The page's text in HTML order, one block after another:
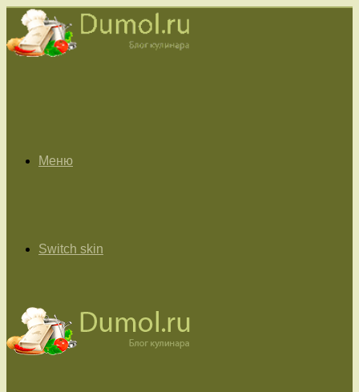
Меню
Switch skin